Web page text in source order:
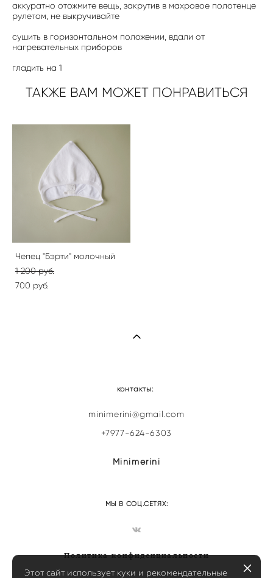
аккуратно отожмите вещь, закрутив в махровое полотенце
рулетом, не выкручивайте
сушить в горизонтальном положении, вдали от
нагревательных приборов
гладить на 1
ТАКЖЕ ВАМ МОЖЕТ ПОНРАВИТЬСЯ
Чепец "Бэрти" молочный
1 200 pуб.
700 pуб.
контакты:
minimerini@gmail.com
+7977-624-6303
Minimerini
МЫ В СОЦ.СЕТЯХ:
Политика конфиденциальности
Этот сайт использует куки и рекомендательные